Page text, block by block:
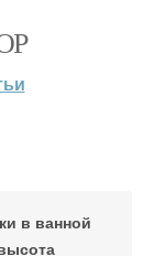
в ванной